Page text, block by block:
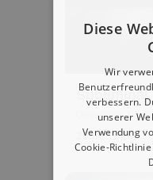
Subliminal
to Slipknot
Düsseldorf,
28.08.2026
Diese
Wir
verbessern.
unserer
Verwendung
Cookie-